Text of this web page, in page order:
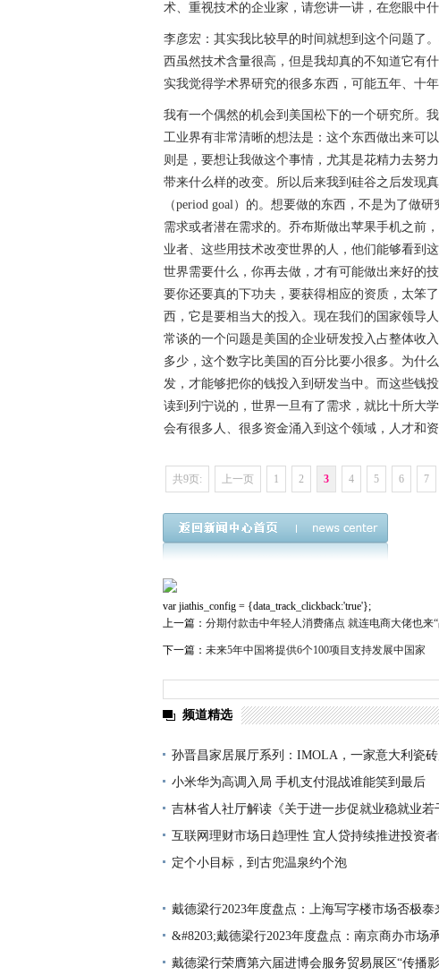
术、重视技术的企业家，请您讲一讲，在您眼中
李彦宏：其实我比较早的时间就想到这个问题了
西虽然技术含量很高，但是我却真的不知道它有
实我觉得学术界研究的很多东西，可能五年、十
我有一个偶然的机会到美国松下的一个研究所。
工业界有非常清晰的想法是：这个东西做出来可
则是，要想让我做这个事情，尤其是花精力去努
带来什么样的改变。所以后来我到硅谷之后发现
（period goal）的。想要做的东西，不是为了做
需求或者潜在需求的。乔布斯做出苹果手机之前
业者、这些用技术改变世界的人，他们能够看到
世界需要什么，你再去做，才有可能做出来好的
要你还要真的下功夫，要获得相应的资质，太笨
西，它是要相当大的投入。现在我们的国家领导
常谈的一个问题是美国的企业研发投入占整体收
多少，这个数字比美国的百分比要小很多。为什
发，才能够把你的钱投入到研发当中。而这些钱
读到列宁说的，世界一旦有了需求，就比十所大
会有很多人、很多资金涌入到这个领域，人才和
共9页: 上一页 1 2 3 4 5 6 7
var jiathis_config = {data_track_clickback:'true'};
上一篇： 分期付款击中年轻人消费痛点 就连电商大佬也来
下一篇： 未来5年中国将提供6个100项目支持发展中国家
频道精选
孙晋昌家居展厅系列：IMOLA，一家意大利瓷
小米华为高调入局 手机支付混战谁能笑到最后
吉林省人社厅解读《关于进一步促就业稳就业若
措
互联网理财市场日趋理性 宜人贷持续推进投资
定个小目标，到古兜温泉约个泡
戴德梁行2023年度盘点：上海写字楼市场否极泰
&#8203;戴德梁行2023年度盘点：南京商办市场
戴德梁行荣膺第六届进博会服务贸易展区“传播